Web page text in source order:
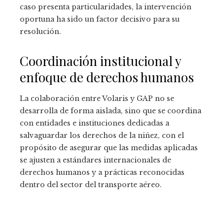
caso presenta particularidades, la intervención
oportuna ha sido un factor decisivo para su
resolución.
Coordinación institucional y
enfoque de derechos humanos
La colaboración entre Volaris y GAP no se
desarrolla de forma aislada, sino que se coordina
con entidades e instituciones dedicadas a
salvaguardar los derechos de la niñez, con el
propósito de asegurar que las medidas aplicadas
se ajusten a estándares internacionales de
derechos humanos y a prácticas reconocidas
dentro del sector del transporte aéreo.